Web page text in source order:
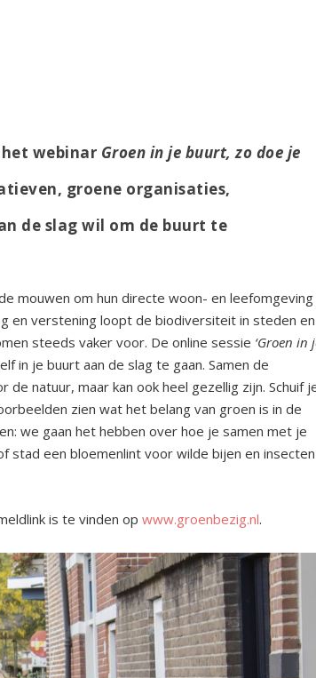
webinar Groen in je buurt, zo doe je
groene organisaties,
de slag wil om de buurt te
mouwen om hun directe woon- en leefomgeving
en verstening loopt de biodiversiteit in steden en
steeds vaker voor. De online sessie ‘Groen in
in je buurt aan de slag te gaan. Samen de
natuur, maar kan ook heel gezellig zijn. Schuif
zien wat het belang van groen is in de
we gaan het hebben over hoe je samen met je
stad een bloemenlint voor wilde bijen en insecten
is te vinden opwww.groenbezig.nl.